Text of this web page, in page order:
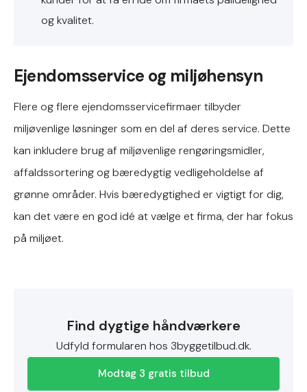
og kvalitet.
Ejendomsservice og miljøhensyn
Flere og flere ejendomsservicefirmaer tilbyder
miljøvenlige løsninger som en del af deres service. Dette
kan inkludere brug af miljøvenlige rengøringsmidler,
affaldssortering og bæredygtig vedligeholdelse af
grønne områder. Hvis bæredygtighed er vigtigt for dig,
kan det være en god idé at vælge et firma, der har fokus
på miljøet.
Find dygtige håndværkere
Udfyld formularen hos 3byggetilbud.dk.
Modtag 3 gratis tilbud